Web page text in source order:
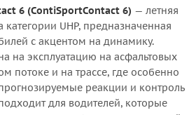
6 (ContiSportContact 6) — летняя
UHP, предназначенная
с акцентом на динамику.
на эксплуатацию на асфальтовых
потоке и на трассе, где особенно
реакции и контроль
для водителей, которые